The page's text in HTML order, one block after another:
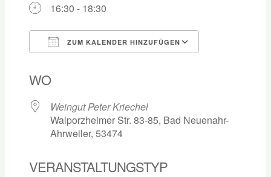
16:30 - 18:30
ZUM KALENDER HINZUFÜGEN
WO
Weingut Peter Kriechel
Walporzheimer Str. 83-85, Bad Neuenahr-
Ahrweiler, 53474
VERANSTALTUNGSTYP